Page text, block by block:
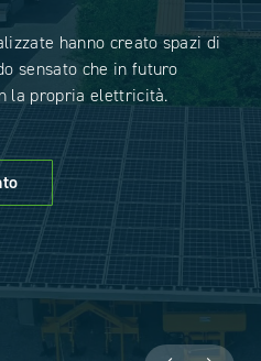
una soluzione
Bosch di Eisenach. Grazie
competenze, il sito è
e può utilizzare i